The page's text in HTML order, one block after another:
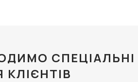
СПЕЦІАЛЬНІ
КЛІЄНТІВ